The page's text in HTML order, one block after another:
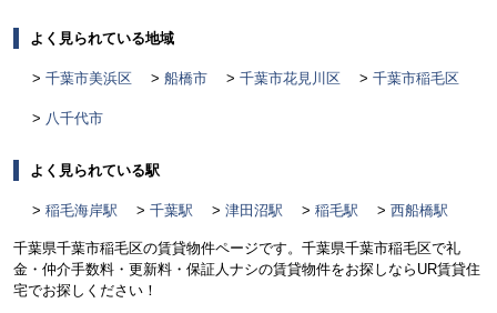
よく見られている地域
千葉市美浜区 船橋市 千葉市花見川区 千葉市稲毛区
八千代市
よく見られている駅
稲毛海岸駅 千葉駅 津田沼駅 稲毛駅 西船橋駅
千葉県千葉市稲毛区の賃貸物件ページです。千葉県千葉市稲毛区で礼
金・仲介手数料・更新料・保証人ナシの賃貸物件をお探しならUR賃貸住
宅でお探しください！